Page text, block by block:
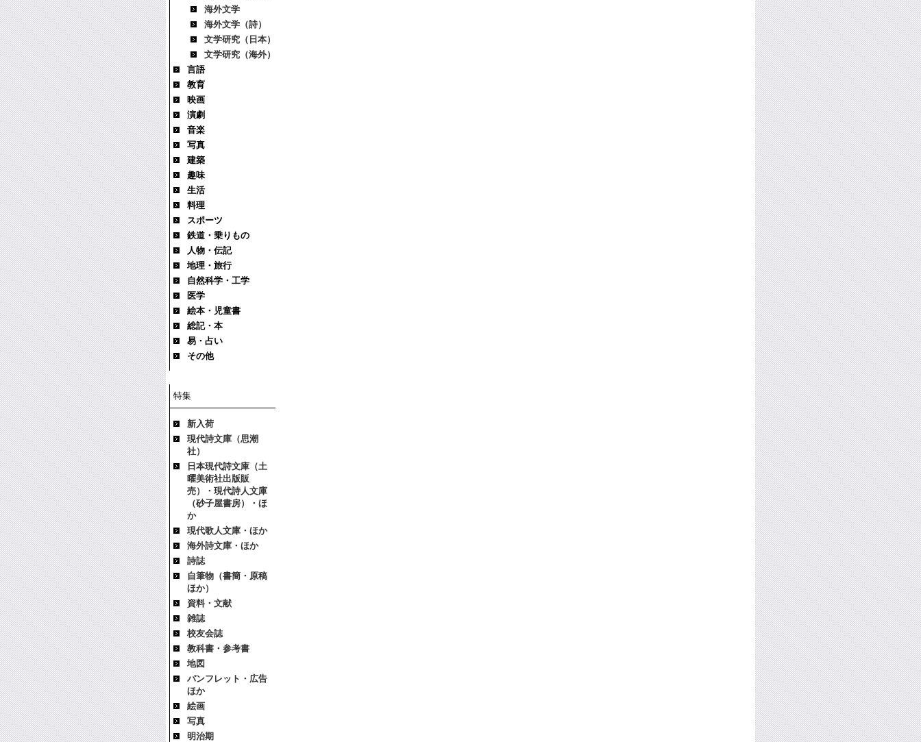
海外文学
海外文学（詩）
文学研究（日本）
文学研究（海外）
言語
教育
映画
演劇
音楽
写真
建築
趣味
生活
料理
スポーツ
鉄道・乗りもの
人物・伝記
地理・旅行
自然科学・工学
医学
絵本・児童書
総記・本
易・占い
その他
特集
新入荷
現代詩文庫（思潮
社）
日本現代詩文庫（土
曜美術社出版販
売）・現代詩人文庫
（砂子屋書房）・ほ
か
現代歌人文庫・ほか
海外詩文庫・ほか
詩誌
自筆物（書簡・原稿
ほか）
資料・文献
雑誌
校友会誌
教科書・参考書
地図
パンフレット・広告
ほか
絵画
写真
明治期